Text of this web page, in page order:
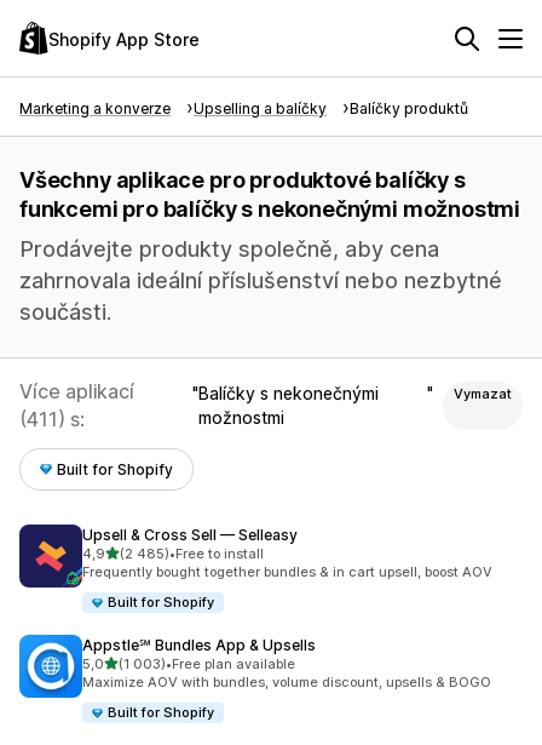
Shopify App Store
Marketing a konverze Upselling a balíčky Balíčky produktů
Všechny aplikace pro produktové balíčky s
funkcemi pro balíčky s nekonečnými možnostmi
Prodávejte produkty společně, aby cena
zahrnovala ideální příslušenství nebo nezbytné
součásti.
Více aplikací
(411) s:
Balíčky s nekonečnými
možnostmi
Vymazat
Built for Shopify
Upsell & Cross Sell — Selleasy
4,9z 5 hvězd
(2 485)
Celkový počet recenzí: 2485
•Free to install
Frequently bought together bundles & in cart upsell, boost AOV
Built for Shopify
Appstle℠ Bundles App & Upsells
5,0z 5 hvězd
(1 003)
Celkový počet recenzí: 1003
•Free plan available
Maximize AOV with bundles, volume discount, upsells & BOGO
Built for Shopify